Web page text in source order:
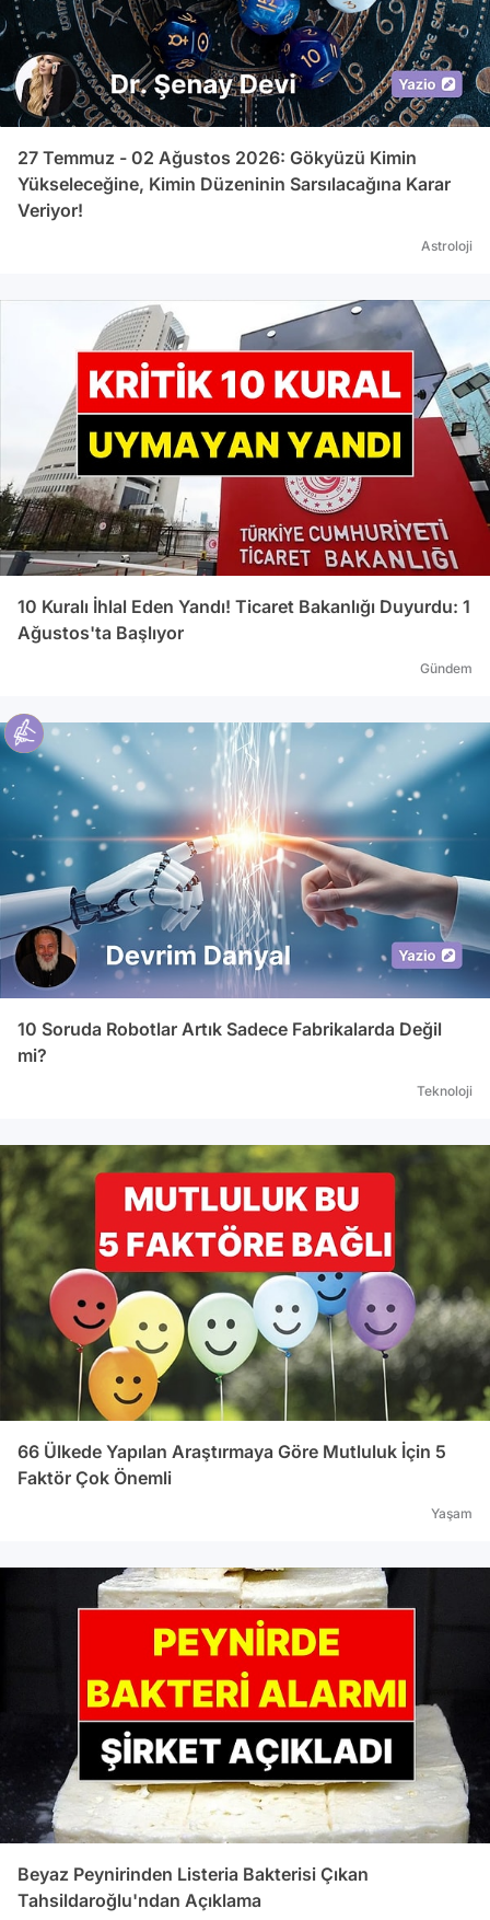
27 Temmuz - 02 Ağustos 2026: Gökyüzü Kimin
Yükseleceğine, Kimin Düzeninin Sarsılacağına Karar
Veriyor!
Astroloji
10 Kuralı İhlal Eden Yandı! Ticaret Bakanlığı Duyurdu: 1
Ağustos'ta Başlıyor
Gündem
10 Soruda Robotlar Artık Sadece Fabrikalarda Değil
mi?
Teknoloji
66 Ülkede Yapılan Araştırmaya Göre Mutluluk İçin 5
Faktör Çok Önemli
Yaşam
Beyaz Peynirinden Listeria Bakterisi Çıkan
Tahsildaroğlu'ndan Açıklama